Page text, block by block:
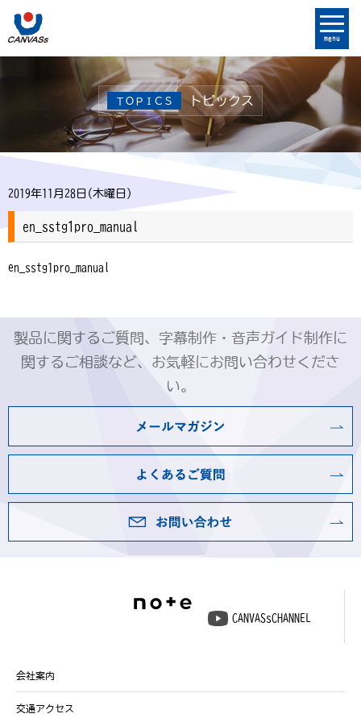
menu
ＴＯＰＩＣＳ トピックス
2019年11月28日(木曜日)
en_sstg1pro_manual
en_sstg1pro_manual
製品に関するご質問、字幕制作・音声ガイド制作に
関するご相談など、お気軽にお問い合わせくださ
い。
CANVASsCHANNEL
会社案内
交通アクセス